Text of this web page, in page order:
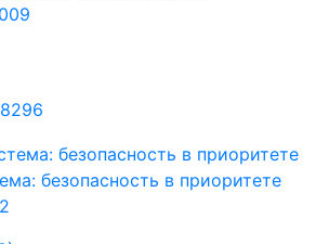
296
безопасность в приоритете